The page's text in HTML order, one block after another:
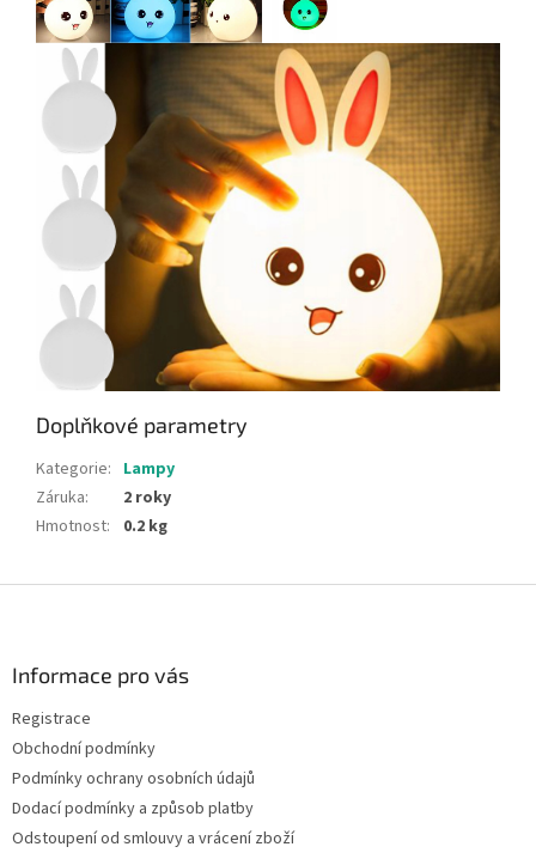
Doplňkové parametry
Kategorie: Lampy
Záruka:
2 roky
Hmotnost: 0.2 kg
Informace pro vás
Registrace
Obchodní podmínky
Podmínky ochrany osobních údajů
Dodací podmínky a způsob platby
Odstoupení od smlouvy a vrácení zboží